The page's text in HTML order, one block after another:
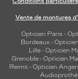
Vente de montures
Opticien Paris -
Bordeaux-
Lille - Opticien
Grenoble - Opticien
Reims - Opticien